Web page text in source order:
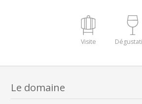
Visite
Le domaine